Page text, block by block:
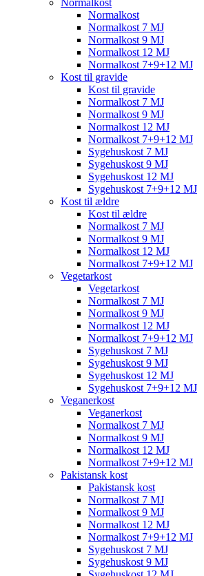
Normalkost
Normalkost
Normalkost 7 MJ
Normalkost 9 MJ
Normalkost 12 MJ
Normalkost 7+9+12 MJ
Kost til gravide
Kost til gravide
Normalkost 7 MJ
Normalkost 9 MJ
Normalkost 12 MJ
Normalkost 7+9+12 MJ
Sygehuskost 7 MJ
Sygehuskost 9 MJ
Sygehuskost 12 MJ
Sygehuskost 7+9+12 MJ
Kost til ældre
Kost til ældre
Normalkost 7 MJ
Normalkost 9 MJ
Normalkost 12 MJ
Normalkost 7+9+12 MJ
Vegetarkost
Vegetarkost
Normalkost 7 MJ
Normalkost 9 MJ
Normalkost 12 MJ
Normalkost 7+9+12 MJ
Sygehuskost 7 MJ
Sygehuskost 9 MJ
Sygehuskost 12 MJ
Sygehuskost 7+9+12 MJ
Veganerkost
Veganerkost
Normalkost 7 MJ
Normalkost 9 MJ
Normalkost 12 MJ
Normalkost 7+9+12 MJ
Pakistansk kost
Pakistansk kost
Normalkost 7 MJ
Normalkost 9 MJ
Normalkost 12 MJ
Normalkost 7+9+12 MJ
Sygehuskost 7 MJ
Sygehuskost 9 MJ